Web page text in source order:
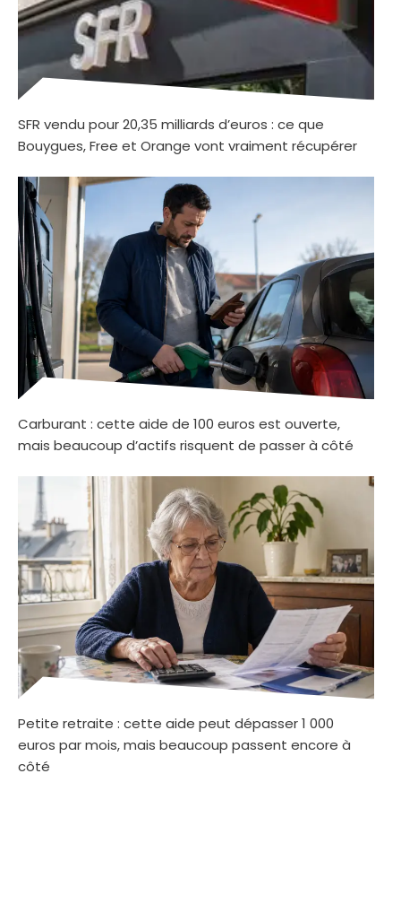
SFR vendu pour 20,35 milliards d’euros : ce que
Bouygues, Free et Orange vont vraiment récupérer
Carburant : cette aide de 100 euros est ouverte,
mais beaucoup d’actifs risquent de passer à côté
Petite retraite : cette aide peut dépasser 1 000
euros par mois, mais beaucoup passent encore à
côté